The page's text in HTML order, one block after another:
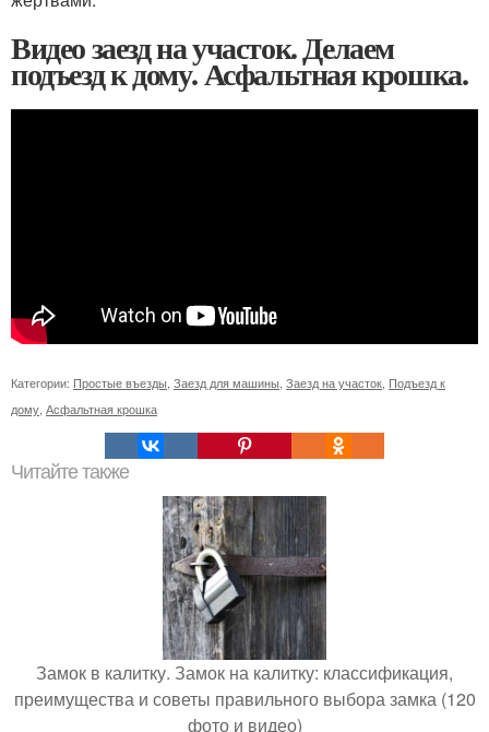
Видео заезд на участок. Делаем
подъезд к дому. Асфальтная крошка.
Категории: Простые въезды, Заезд для машины, Заезд на участок, Подъезд к
дому, Асфальтная крошка
Читайте также
Замок в калитку. Замок на калитку: классификация,
преимущества и советы правильного выбора замка (120
фото и видео)